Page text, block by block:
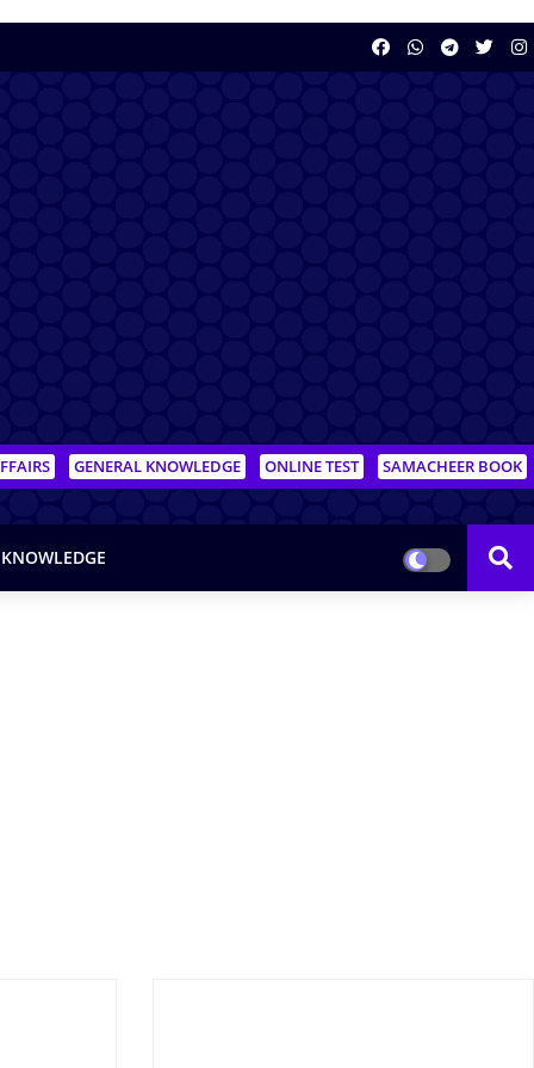
GENERAL KNOWLEDGE ONLINE TEST SAMACHEER BOOK